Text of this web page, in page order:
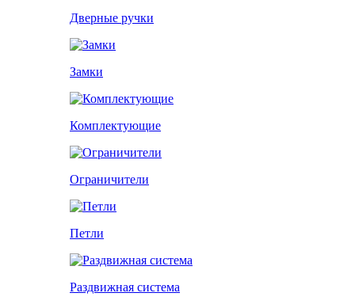
Дверные ручки
Замки
Комплектующие
Ограничители
Петли
Раздвижная система